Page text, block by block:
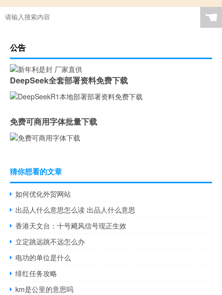
☚
公告
DeepSeek全套部署资料免费下载
免费可商用字体批量下载
猜你想看的文章
如何优化外贸网站
出品人什么意思怎么读 出品人什么意思
香港天文台：十号飓风信号现正生效
立定跳远跳不远怎么办
电功的单位是什么
绯红任务攻略
km是公里的意思吗